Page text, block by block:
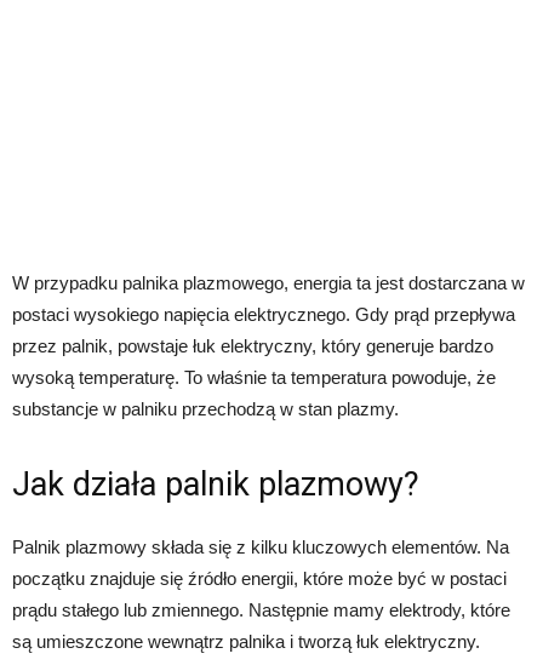
W przypadku palnika plazmowego, energia ta jest dostarczana w
postaci wysokiego napięcia elektrycznego. Gdy prąd przepływa
przez palnik, powstaje łuk elektryczny, który generuje bardzo
wysoką temperaturę. To właśnie ta temperatura powoduje, że
substancje w palniku przechodzą w stan plazmy.
Jak działa palnik plazmowy?
Palnik plazmowy składa się z kilku kluczowych elementów. Na
początku znajduje się źródło energii, które może być w postaci
prądu stałego lub zmiennego. Następnie mamy elektrody, które
są umieszczone wewnątrz palnika i tworzą łuk elektryczny.